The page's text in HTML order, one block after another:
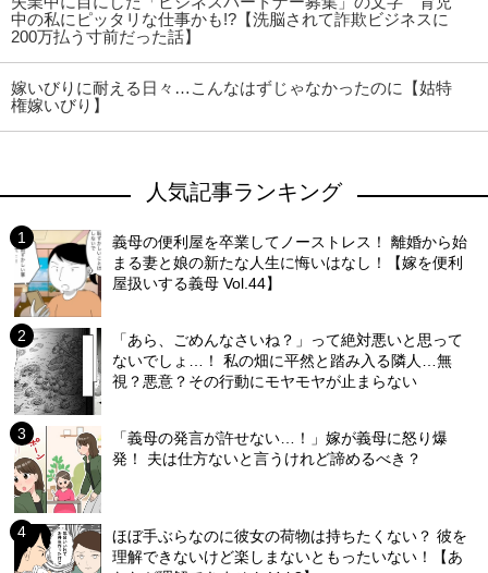
中の私にピッタリな仕事かも!?【洗脳されて詐欺ビジネスに
200万払う寸前だった話】
嫁いびりに耐える日々…こんなはずじゃなかったのに【姑特
権嫁いびり】
人気記事ランキング
義母の便利屋を卒業してノーストレス！ 離婚から始
まる妻と娘の新たな人生に悔いはなし！【嫁を便利
屋扱いする義母 Vol.44】
「あら、ごめんなさいね？」って絶対悪いと思って
ないでしょ…！ 私の畑に平然と踏み入る隣人…無
視？悪意？その行動にモヤモヤが止まらない
「義母の発言が許せない…！」嫁が義母に怒り爆
発！ 夫は仕方ないと言うけれど諦めるべき？
ほぼ手ぶらなのに彼女の荷物は持ちたくない？ 彼を
理解できないけど楽しまないともったいない！【あ